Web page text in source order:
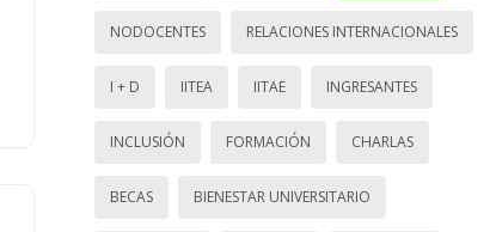
NODOCENTES RELACIONES INTERNACIONALES
I + D IITEA IITAE INGRESANTES
INCLUSIÓN FORMACIÓN CHARLAS
BECAS BIENESTAR UNIVERSITARIO